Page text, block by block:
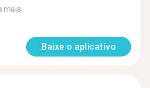
mais
Baixe o aplicativo